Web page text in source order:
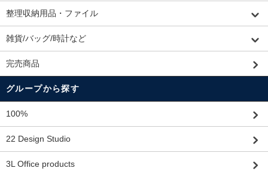
整理収納用品・ファイル
雑貨/バッグ/時計など
完売商品
グループから探す
100%
22 Design Studio
3L Office products